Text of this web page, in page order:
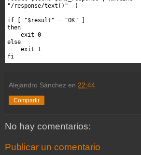
"/response/text()" -)
if [ "$result" = "OK" ]
then
else
fi
Alejandro Sánchez en 22:44
Compartir
No hay comentarios:
Publicar un comentario